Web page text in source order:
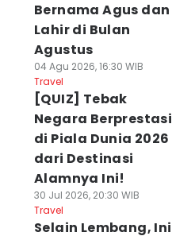
Bernama Agus dan
Lahir di Bulan
Agustus
04 Agu 2026, 16:30 WIB
Travel
[QUIZ] Tebak
Negara Berprestasi
di Piala Dunia 2026
dari Destinasi
Alamnya Ini!
30 Jul 2026, 20:30 WIB
Travel
Selain Lembang, Ini